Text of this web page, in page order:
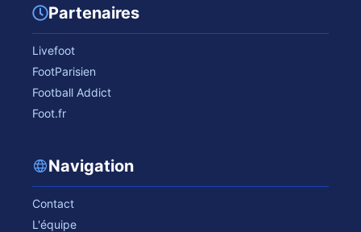
Partenaires
Livefoot
FootParisien
Football Addict
Foot.fr
Navigation
Contact
L'équipe